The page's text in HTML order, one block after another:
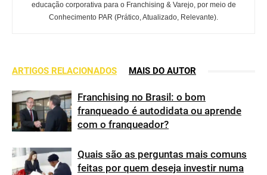
educação corporativa para o Franchising & Varejo, por meio de
Conhecimento PAR (Prático, Atualizado, Relevante).
ARTIGOS RELACIONADOS MAIS DO AUTOR
Franchising no Brasil: o bom
franqueado é autodidata ou aprende
com o franqueador?
Quais são as perguntas mais comuns
feitas por quem deseja investir numa